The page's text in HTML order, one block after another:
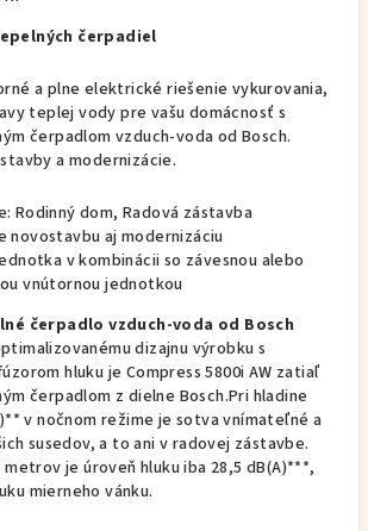
čerpadiel
a plne elektrické riešenie vykurovania,
teplej vody pre vašu domácnosť s
čerpadlom vzduch-voda od Bosch.
a modernizácie.
Rodinný dom, Radová zástavba
novostavbu aj modernizáciu
v kombinácii so závesnou alebo
vnútornou jednotkou
čerpadlo vzduch-voda od Bosch
dizajnu výrobku s
hluku je Compress 5800i AW zatiaľ
čerpadlom z dielne Bosch.Pri hladine
v nočnom režime je sotva vnímateľné a
susedov, a to ani v radovej zástavbe.
je úroveň hluku iba 28,5 dB(A)***,
mierneho vánku.